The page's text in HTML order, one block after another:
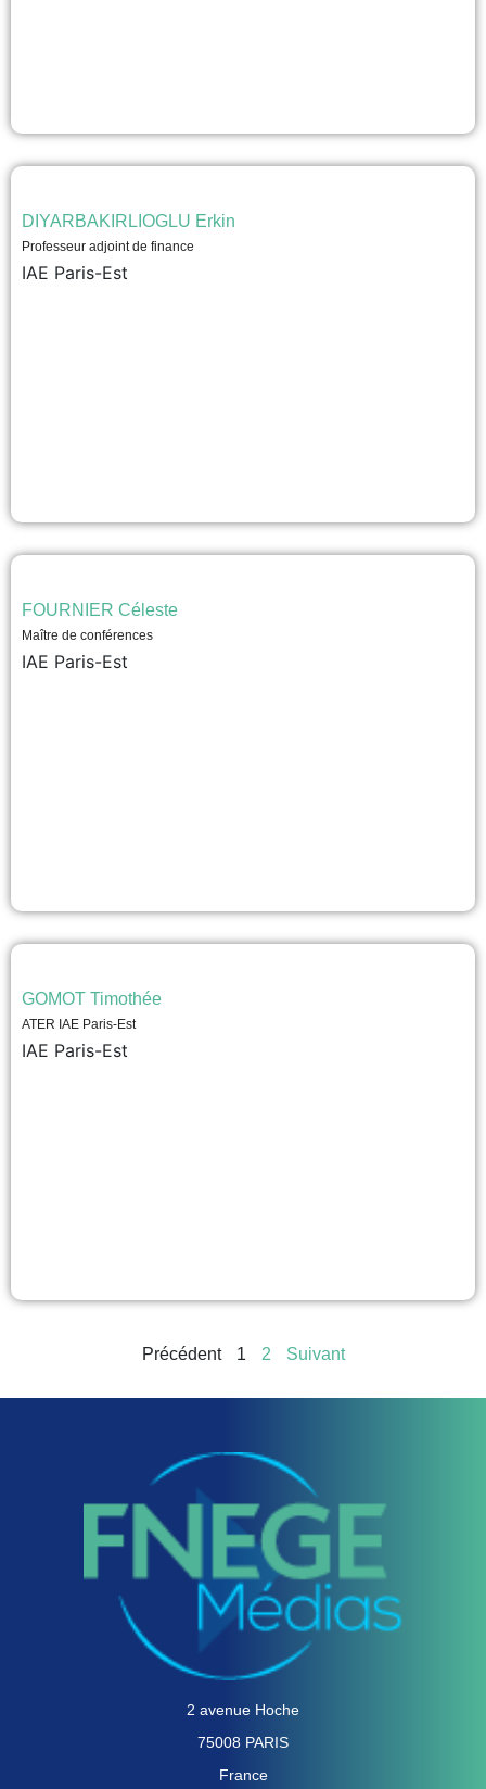
DIYARBAKIRLIOGLU Erkin
Professeur adjoint de finance
IAE Paris-Est
FOURNIER Céleste
Maître de conférences
IAE Paris-Est
GOMOT Timothée
ATER IAE Paris-Est
IAE Paris-Est
Précédent 1 2 Suivant
2 avenue Hoche
75008 PARIS
France